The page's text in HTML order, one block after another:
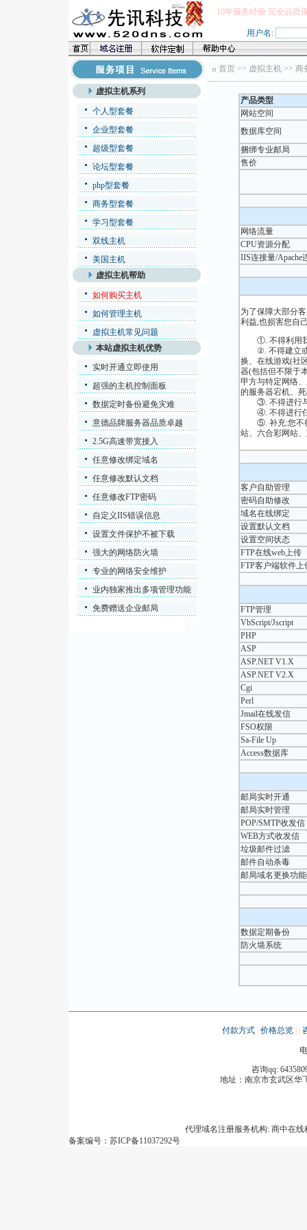
10年服务经验 完全品质
用户名:
虚拟主机系列
个人型套餐
企业型套餐
超级型套餐
论坛型套餐
php型套餐
商务型套餐
学习型套餐
双线主机
美国主机
虚拟主机帮助
如何购买主机
如何管理主机
虚拟主机常见问题
本站虚拟主机优势
实时开通立即使用
超强的主机控制面板
数据定时备份避免灾难
意德品牌服务器品质卓越
2.5G高速带宽接入
任意修改绑定域名
任意修改默认文档
任意修改FTP密码
自定义IIS错误信息
设置文件保护不被下载
强大的网络防火墙
专业的网络安全维护
业内独家推出多项管理功能
免费赠送企业邮局
首页 >> 虚拟主机 >> 商
产品类型
网站空间
数据库空间
捆绑专业邮局
售价
网络流量
CPU资源分配
IIS连接量/Apache
为了保障大部分
利益,也损害您自
①. 不得利用我
②. 不得建立或
换、在线游戏(社
器(包括但不限于
甲方与特定网络
的服务器宕机、
③. 不得进行与
④. 不得进行任
⑤. 补充:您不得
站、六合彩网站
客户自助管理
密码自助修改
域名在线绑定
设置默认文档
设置空间状态
FTP在线web上传
FTP客户端软件上
FTP管理
VbScript/Jscript
PHP
ASP
ASP.NET V1.X
ASP.NET V2.X
Cgi
Perl
Jmail在线发信
FSO权限
Sa-File Up
Access数据库
邮局实时开通
邮局实时管理
POP/SMTP收发信
WEB方式收发信
垃圾邮件过滤
邮件自动杀毒
邮局域名更换功
数据定期备份
防火墙系统
付款方式 价格总览
咨询qq:
地址： 南京市玄武区华
代理域名注册服务机构: 商中在
备案编号：苏ICP备11037292号